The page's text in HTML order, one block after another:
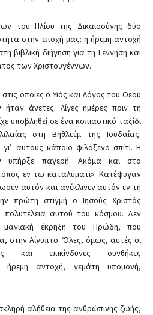
του Ηλίου της Δικαιοσύνης δύο
στην εποχή μας: η ήρεμη αντοχή
βιβλική διήγηση για τη Γέννηση και
των Χριστουγέννων.
οποίες ο Υιός και Λόγος του Θεού
άνετες. Λίγες ημέρες πριν τη
υποβληθεί σε ένα κοπιαστικό ταξίδι
στη Βηθλεέμ της Ιουδαίας.
αυτούς κάποιο φιλόξενο σπίτι. Η
υπήρξε παγερή. Ακόμα και στο
εν τω καταλύματι». Κατέφυγαν
αυτόν και ανέκλινεν αυτόν εν τη
πρώτη στιγμή ο Ιησούς Χριστός
πολυτέλεια αυτού του κόσμου. Δεν
έκρηξη του Ηρώδη, που
στην Αίγυπτο. Όλες, όμως, αυτές οι
και επικίνδυνες συνθήκες
ήρεμη αντοχή, γεμάτη υπομονή,
αλήθεια της ανθρώπινης ζωής,